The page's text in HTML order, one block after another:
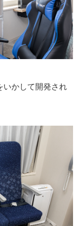
かして開発され